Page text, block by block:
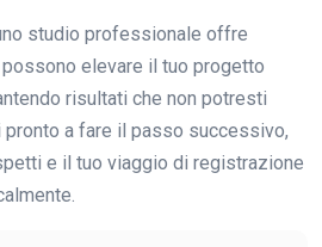
studio professionale offre
elevare il tuo progetto
risultati che non potresti
a fare il passo successivo,
e il tuo viaggio di registrazione